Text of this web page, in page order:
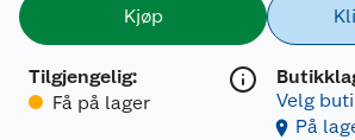
Kjøp
Tilgjengelig:
Få på lager
Velg
På